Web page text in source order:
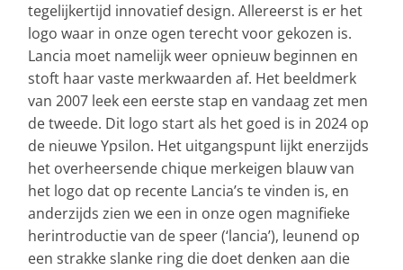
tegelijkertijd innovatief design. Allereerst is er het
logo waar in onze ogen terecht voor gekozen is.
Lancia moet namelijk weer opnieuw beginnen en
stoft haar vaste merkwaarden af. Het beeldmerk
van 2007 leek een eerste stap en vandaag zet men
de tweede. Dit logo start als het goed is in 2024 op
de nieuwe Ypsilon. Het uitgangspunt lijkt enerzijds
het overheersende chique merkeigen blauw van
het logo dat op recente Lancia’s te vinden is, en
anderzijds zien we een in onze ogen magnifieke
herintroductie van de speer (‘lancia’), leunend op
een strakke slanke ring die doet denken aan die